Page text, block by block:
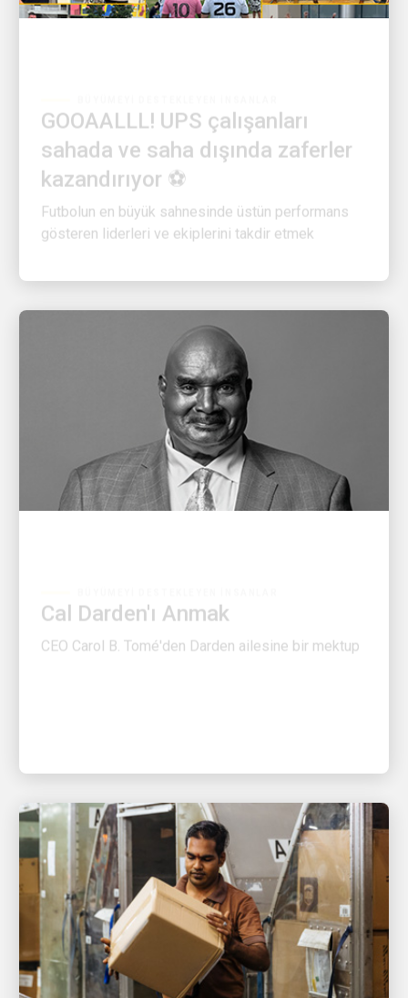
sahada ve saha dışında zaferler
kazandırıyor ⚽
Futbolun en büyük sahnesinde üstün performans
gösteren liderleri ve ekiplerini takdir etmek
CEO Carol B. Tomé'den Darden ailesine bir mektup